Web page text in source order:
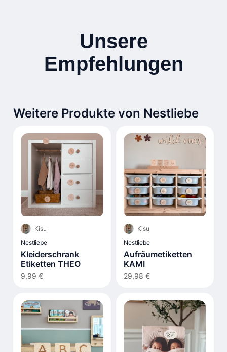
Unsere
Empfehlungen
Weitere Produkte von Nestliebe
Kisu
Nestliebe
Kleiderschrank
Etiketten THEO
9,99 €
Kisu
Nestliebe
Aufräumetiketten
KAMI
29,98 €